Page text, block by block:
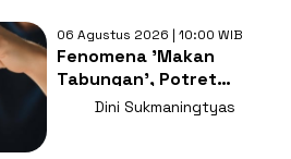
06 Agustus 2026 | 10:00 WIB
Fenomena 'Makan
Tabungan', Potret
Rapuhnya Ketahanan
Dini Sukmaningtyas